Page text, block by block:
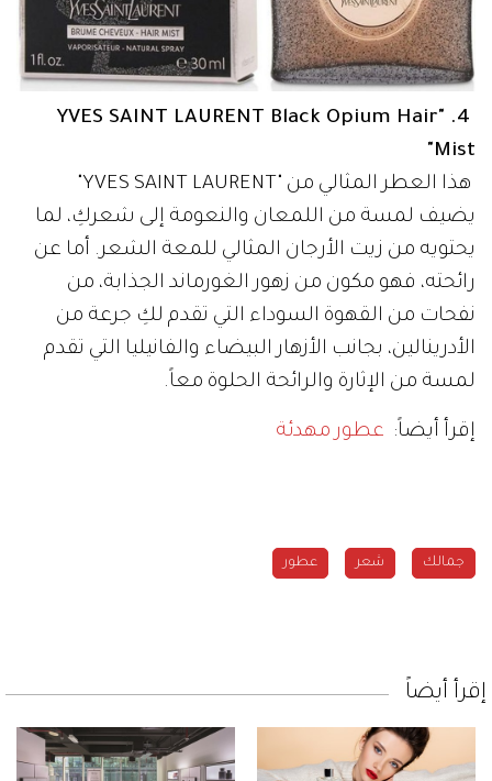
4. "YVES SAINT LAURENT Black Opium Hair
Mist"
هذا العطر المثالي من "YVES SAINT LAURENT"
يضيف لمسة من اللمعان والنعومة إلى شعركِ، لما
يحتويه من زيت الأرجان المثالي للمعة الشعر. أما عن
رائحته، فهو مكون من زهور الغورماند الجذابة، من
نفحات من القهوة السوداء التي تقدم لكِ جرعة من
الأدرينالين، بجانب الأزهار البيضاء والفانيليا التي تقدم
لمسة من الإثارة والرائحة الحلوة معاً.
إقرأ أيضاً: عطور مهدئة
جمالك شعر عطور
إقرأ أيضاً